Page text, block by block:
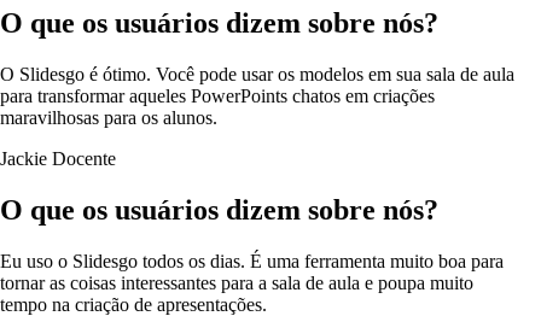
O que os usuários dizem sobre nós?
O Slidesgo é ótimo. Você pode usar os modelos em sua sala de aula
para transformar aqueles PowerPoints chatos em criações
maravilhosas para os alunos.
Jackie Docente
O que os usuários dizem sobre nós?
Eu uso o Slidesgo todos os dias. É uma ferramenta muito boa para
tornar as coisas interessantes para a sala de aula e poupa muito
tempo na criação de apresentações.